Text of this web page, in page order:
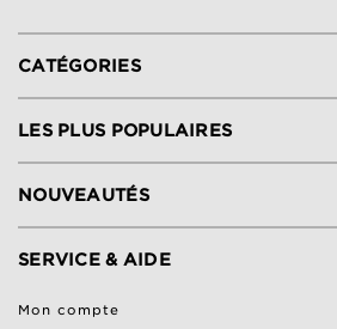
CATÉGORIES
LES PLUS POPULAIRES
NOUVEAUTÉS
SERVICE & AIDE
Mon compte